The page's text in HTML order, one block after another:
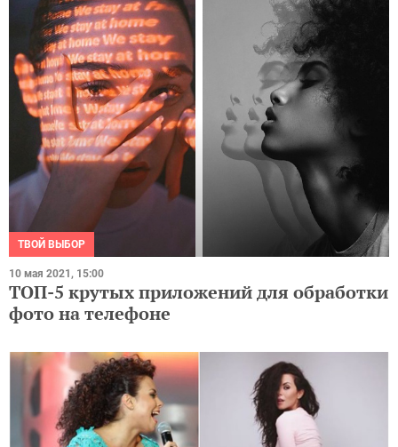
ТВОЙ ВЫБОР
10 мая 2021, 15:00
ТОП-5 крутых приложений для обработки
фото на телефоне